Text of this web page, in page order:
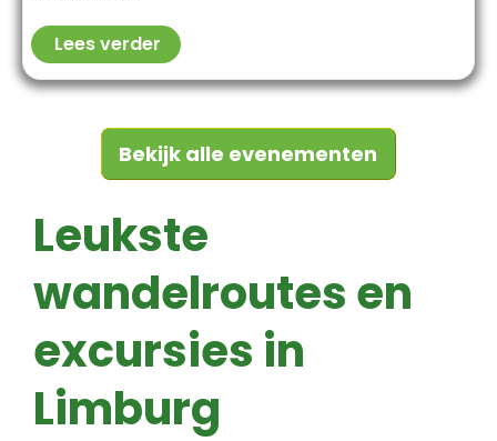
Lees verder
Bekijk alle evenementen
Leukste
wandelroutes en
excursies in
Limburg